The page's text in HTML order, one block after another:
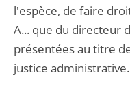
l'espèce, de faire
A... que du directeur
présentées au titre
justice administrative.